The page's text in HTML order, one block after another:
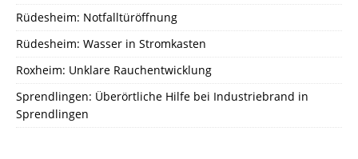
Rüdesheim: Notfalltüröffnung
Rüdesheim: Wasser in Stromkasten
Roxheim: Unklare Rauchentwicklung
Sprendlingen: Überörtliche Hilfe bei Industriebrand in
Sprendlingen